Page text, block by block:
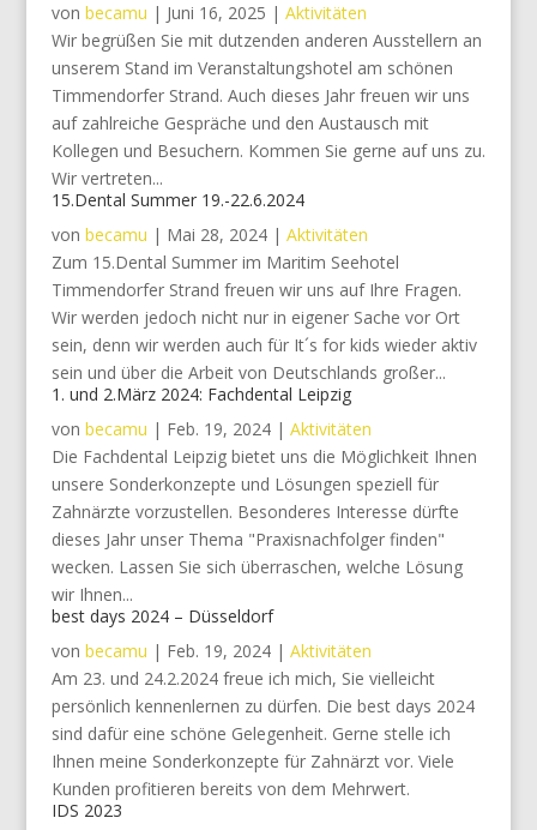
von becamu | Juni 16, 2025 | Aktivitäten
Wir begrüßen Sie mit dutzenden anderen Ausstellern an
unserem Stand im Veranstaltungshotel am schönen
Timmendorfer Strand. Auch dieses Jahr freuen wir uns
auf zahlreiche Gespräche und den Austausch mit
Kollegen und Besuchern. Kommen Sie gerne auf uns zu.
Wir vertreten...
15.Dental Summer 19.-22.6.2024
von becamu | Mai 28, 2024| Aktivitäten
Zum 15.Dental Summer im Maritim Seehotel
Timmendorfer Strand freuen wir uns auf Ihre Fragen.
Wir werden jedoch nicht nur in eigener Sache vor Ort
sein, denn wir werden auch für It´s for kids wieder aktiv
sein und über die Arbeit von Deutschlands großer...
1. und 2.März 2024: Fachdental Leipzig
von becamu | Feb. 19, 2024| Aktivitäten
Die Fachdental Leipzig bietet uns die Möglichkeit Ihnen
unsere Sonderkonzepte und Lösungen speziell für
Zahnärzte vorzustellen. Besonderes Interesse dürfte
dieses Jahr unser Thema "Praxisnachfolger finden"
wecken. Lassen Sie sich überraschen, welche Lösung
wir Ihnen...
best days 2024 – Düsseldorf
von becamu | Feb. 19, 2024| Aktivitäten
Am 23. und 24.2.2024 freue ich mich, Sie vielleicht
persönlich kennenlernen zu dürfen. Die best days 2024
sind dafür eine schöne Gelegenheit. Gerne stelle ich
Ihnen meine Sonderkonzepte für Zahnärzt vor. Viele
Kunden profitieren bereits von dem Mehrwert.
IDS 2023